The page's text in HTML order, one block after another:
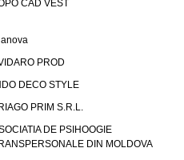
CAD VEST
PROD
DECO STYLE
PRIM S.R.L.
DE PSIHOOGIE
DIN MOLDOVA